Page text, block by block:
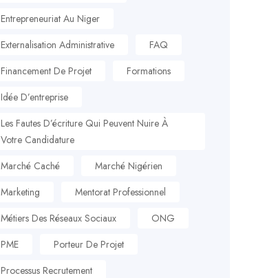
Entrepreneuriat Au Niger
Externalisation Administrative
FAQ
Financement De Projet
Formations
Idée D’entreprise
Les Fautes D’écriture Qui Peuvent Nuire À
Votre Candidature
Marché Caché
Marché Nigérien
Marketing
Mentorat Professionnel
Métiers Des Réseaux Sociaux
ONG
PME
Porteur De Projet
Processus Recrutement